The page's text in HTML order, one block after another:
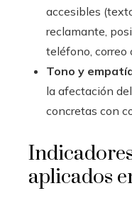
accesibles
reclamante,
teléfono, correo
Tono y
la afectación
concretas con
aplicados